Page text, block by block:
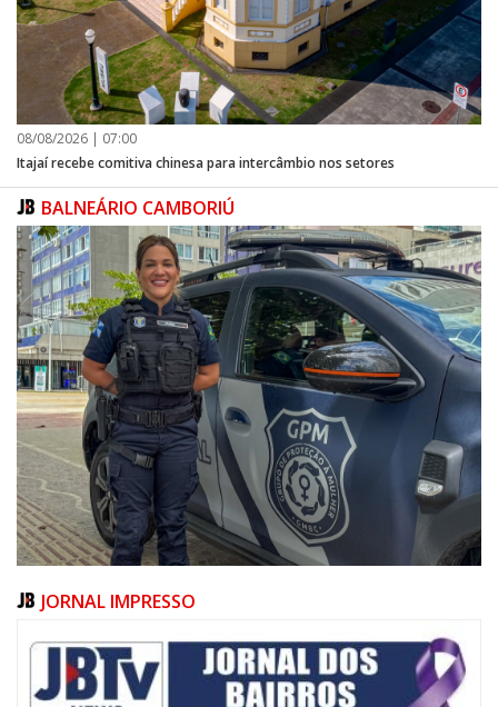
08/08/2026 | 07:00
Itajaí recebe comitiva chinesa para intercâmbio nos setores
BALNEÁRIO CAMBORIÚ
JORNAL IMPRESSO